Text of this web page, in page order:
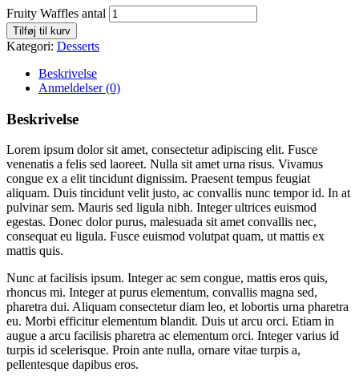
Fruity Waffles antal
Tilføj til kurv
Kategori: Desserts
Beskrivelse
Anmeldelser (0)
Beskrivelse
Lorem ipsum dolor sit amet, consectetur adipiscing elit. Fusce
venenatis a felis sed laoreet. Nulla sit amet urna risus. Vivamus
congue ex a elit tincidunt dignissim. Praesent tempus feugiat
aliquam. Duis tincidunt velit justo, ac convallis nunc tempor id. In at
pulvinar sem. Mauris sed ligula nibh. Integer ultrices euismod
egestas. Donec dolor purus, malesuada sit amet convallis nec,
consequat eu ligula. Fusce euismod volutpat quam, ut mattis ex
mattis quis.
Nunc at facilisis ipsum. Integer ac sem congue, mattis eros quis,
rhoncus mi. Integer at purus elementum, convallis magna sed,
pharetra dui. Aliquam consectetur diam leo, et lobortis urna pharetra
eu. Morbi efficitur elementum blandit. Duis ut arcu orci. Etiam in
augue a arcu facilisis pharetra ac elementum orci. Integer varius id
turpis id scelerisque. Proin ante nulla, ornare vitae turpis a,
pellentesque dapibus eros.